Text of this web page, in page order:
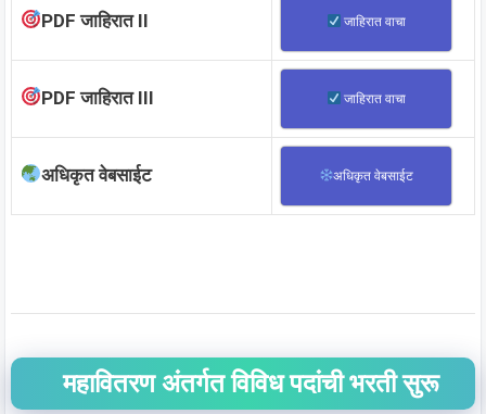
PDF जाहिरात II जाहिरात वाचा
PDF जाहिरात III जाहिरात वाचा
अधिकृत वेबसाईट अधिकृत वेबसाईट
महावितरण अंतर्गत विविध पदांची भरती सुरू